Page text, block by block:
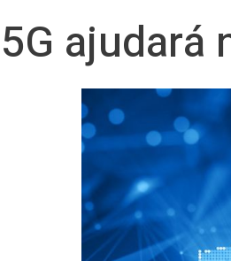
5G ajudará